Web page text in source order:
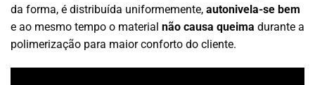
da forma, é distribuída uniformemente, autonivela-se bem
e ao mesmo tempo o material não causa queima durante a
polimerização para maior conforto do cliente.